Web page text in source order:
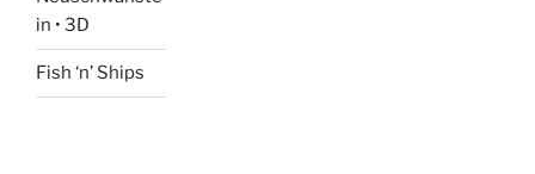
in • 3D
Fish ‘n’ Ships